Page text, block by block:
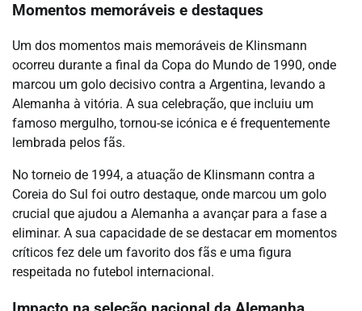
Momentos memoráveis e destaques
Um dos momentos mais memoráveis de Klinsmann
ocorreu durante a final da Copa do Mundo de 1990, onde
marcou um golo decisivo contra a Argentina, levando a
Alemanha à vitória. A sua celebração, que incluiu um
famoso mergulho, tornou-se icónica e é frequentemente
lembrada pelos fãs.
No torneio de 1994, a atuação de Klinsmann contra a
Coreia do Sul foi outro destaque, onde marcou um golo
crucial que ajudou a Alemanha a avançar para a fase a
eliminar. A sua capacidade de se destacar em momentos
críticos fez dele um favorito dos fãs e uma figura
respeitada no futebol internacional.